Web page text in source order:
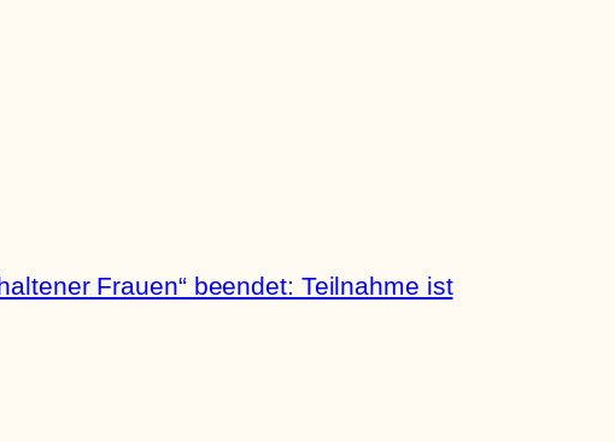
Frauen“ beendet: Teilnahme ist